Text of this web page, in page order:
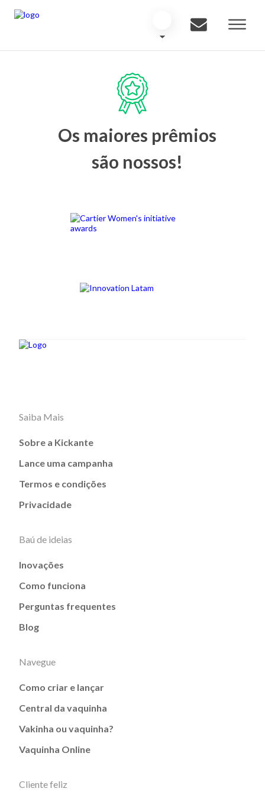
Os maiores prêmios
são nossos!
Saiba Mais
Sobre a Kickante
Lance uma campanha
Termos e condições
Privacidade
Baú de ideias
Inovações
Como funciona
Perguntas frequentes
Blog
Navegue
Como criar e lançar
Central da vaquinha
Vakinha ou vaquinha?
Vaquinha Online
Cliente feliz